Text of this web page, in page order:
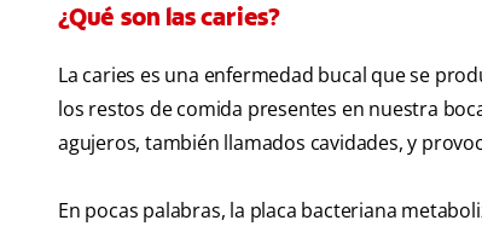
¿Qué son las caries?
La caries es una enfermedad bucal que se
los restos de comida presentes en nuestra
agujeros, también llamados cavidades, y
En pocas palabras, la placa bacteriana